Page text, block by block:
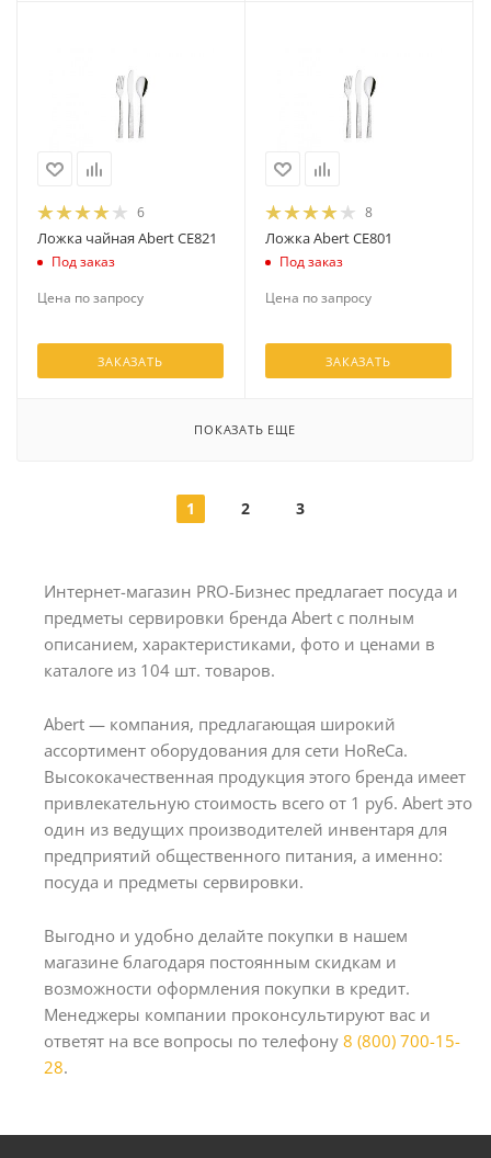
6
Ложка чайная Abert CE821
Под заказ
Цена по запросу
ЗАКАЗАТЬ
8
Ложка Abert CE801
Под заказ
Цена по запросу
ЗАКАЗАТЬ
ПОКАЗАТЬ ЕЩЕ
1 2 3
Интернет-магазин PRO-Бизнес предлагает посуда и
предметы сервировки бренда Abert с полным
описанием, характеристиками, фото и ценами в
каталоге из 104 шт. товаров.
Abert — компания, предлагающая широкий
ассортимент оборудования для сети HoReCa.
Высококачественная продукция этого бренда имеет
привлекательную стоимость всего от 1 руб. Abert это
один из ведущих производителей инвентаря для
предприятий общественного питания, а именно:
посуда и предметы сервировки.
Выгодно и удобно делайте покупки в нашем
магазине благодаря постоянным скидкам и
возможности оформления покупки в кредит.
Менеджеры компании проконсультируют вас и
ответят на все вопросы по телефону 8 (800) 700-15-
28.